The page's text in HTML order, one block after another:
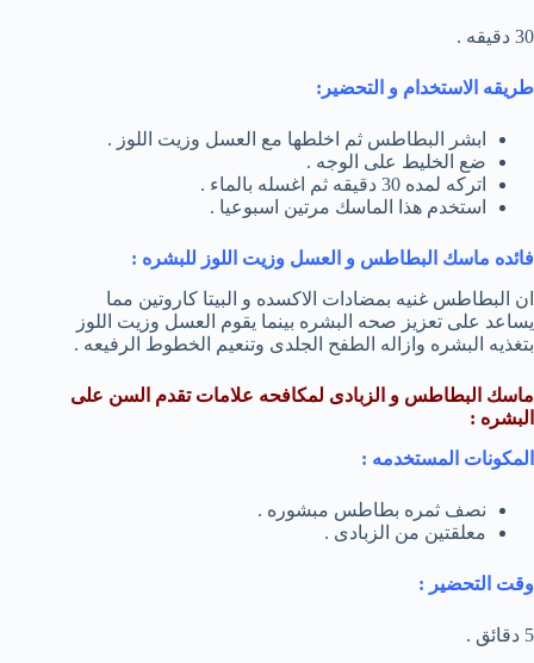
30 دقيقه .
طريقه الاستخدام و التحضير:
ابشر البطاطس ثم اخلطها مع العسل وزيت اللوز .
ضع الخليط على الوجه .
اتركه لمده 30 دقيقه ثم اغسله بالماء .
استخدم هذا الماسك مرتين اسبوعيا .
فائده ماسك البطاطس و العسل وزيت اللوز للبشره :
ان البطاطس غنيه بمضادات الاكسده و البيتا كاروتين مما
يساعد على تعزيز صحه البشره بينما يقوم العسل وزيت اللوز
بتغذيه البشره وازاله الطفح الجلدى وتنعيم الخطوط الرفيعه .
ماسك البطاطس و الزبادى لمكافحه علامات تقدم السن على
البشره :
المكونات المستخدمه :
نصف ثمره بطاطس مبشوره .
معلقتين من الزبادى .
وقت التحضير :
5 دقائق .